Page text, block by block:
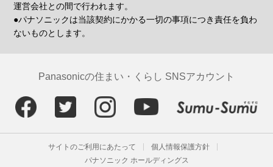
運営会社との間で行われます。
●パナソニックは当該契約にかかる一切の事項につき責任を負わ
ないものとします。
Panasonicの住まい・くらし SNSアカウント
サイトのご利用にあたって
個人情報保護方針
パナソニック ホールディングス